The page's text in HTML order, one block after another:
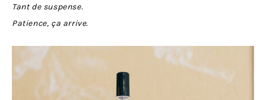
Tant de suspense.
Patience, ça arrive.